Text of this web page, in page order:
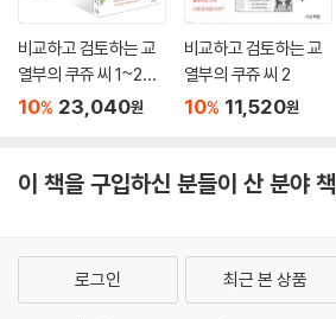
비교하고 검토하는 교
열부의 쿠쥬 씨 1~2권
세트
10% 23,040원
비교하고 검토하는 교
열부의 쿠쥬 씨 2
10% 11,520원
이 책을 구입하신 분들이 산 분야 책
로그인 최근 본 상품